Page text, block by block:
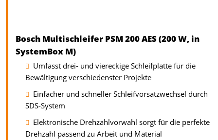
Bosch Multischleifer PSM 200 AES (200 W, in
SystemBox M)
Umfasst drei- und viereckige Schleifplatte für die
Bewältigung verschiedenster Projekte
Einfacher und schneller Schleifvorsatzwechsel durch
SDS-System
Elektronische Drehzahlvorwahl sorgt für die perfekte
Drehzahl passend zu Arbeit und Material